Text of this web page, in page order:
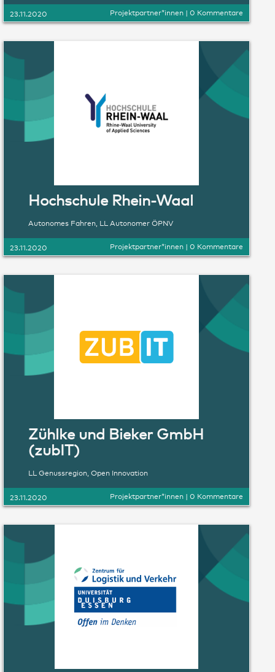
23.11.2020 Projektpartner*innen | 0 Kommentare
Hochschule Rhein-Waal
Autonomes Fahren LL Autonomer ÖPNV
23.11.2020 Projektpartner*innen | 0 Kommentare
Zühlke und Bieker GmbH
(zubIT)
LL Genussregion Open Innovation
23.11.2020 Projektpartner*innen | 0 Kommentare